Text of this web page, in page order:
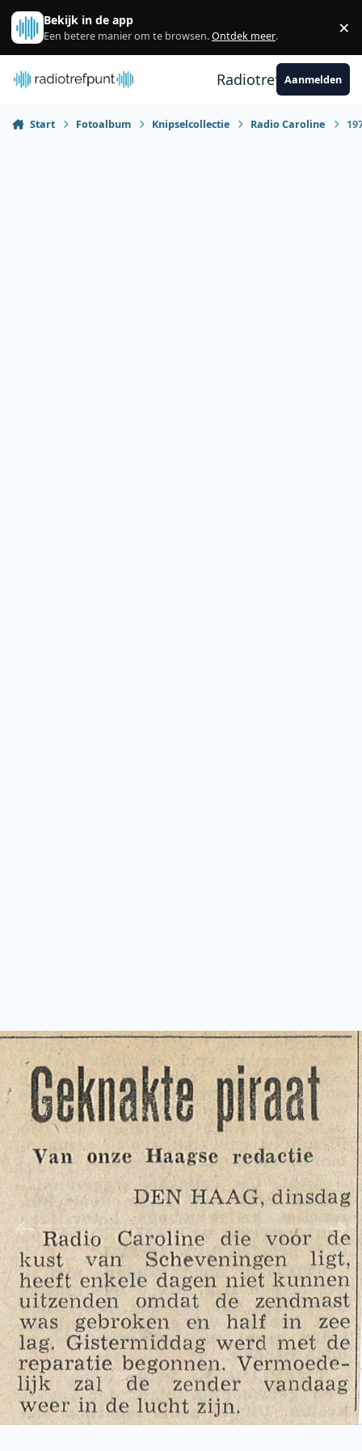
Spring naar bijdragen
Bekijk in de app
Een betere manier om te browsen.Ontdek meer. ×
RadiotrefpuntAanmelden
Start Fotoalbum Knipselcollectie Radio Caroline